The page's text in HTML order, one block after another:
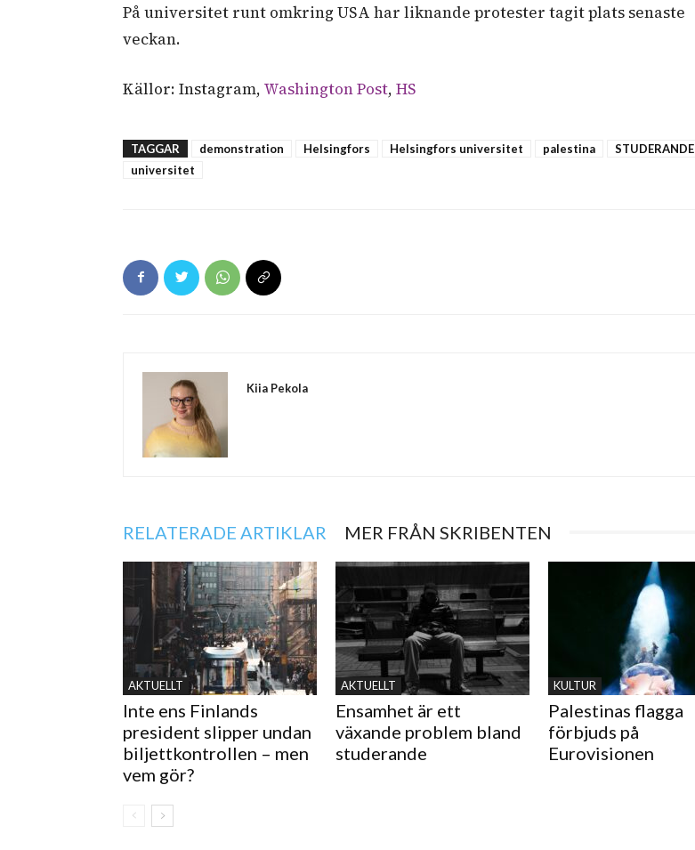
På universitet runt omkring USA har liknande protester tagit plats senaste
veckan.
Källor: Instagram, Washington Post, HS
TAGGAR demonstration Helsingfors Helsingfors universitet palestina
STUDERANDE
universitet
Kiia Pekola
RELATERADE ARTIKLAR MER FRÅN SKRIBENTEN
AKTUELLT
Inte ens Finlands
president slipper undan
biljettkontrollen – men
vem gör?
AKTUELLT
Ensamhet är ett
växande problem bland
studerande
KULTUR
Palestinas flagga
förbjuds på
Eurovisionen